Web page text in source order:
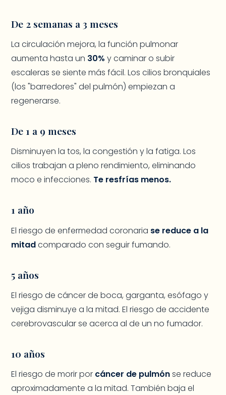
De 2 semanas a 3 meses
La circulación mejora, la función pulmonar
aumenta hasta un 30% y caminar o subir
escaleras se siente más fácil. Los cilios bronquiales
(los "barredores" del pulmón) empiezan a
regenerarse.
De 1 a 9 meses
Disminuyen la tos, la congestión y la fatiga. Los
cilios trabajan a pleno rendimiento, eliminando
moco e infecciones. Te resfrías menos.
1 año
El riesgo de enfermedad coronaria se reduce a la
mitadcomparado con seguir fumando.
5 años
El riesgo de cáncer de boca, garganta, esófago y
vejiga disminuye a la mitad. El riesgo de accidente
cerebrovascular se acerca al de un no fumador.
10 años
El riesgo de morir por cáncer de pulmónse reduce
aproximadamente a la mitad. También baja el